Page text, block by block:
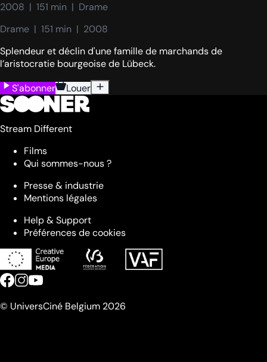
2008  |  151 min  |  Drame
Drame  |  151 min  |  2008
Splendeur et déclin d'une famille de marchands de
l’aristocratie bourgeoise de Lübeck.
S'abonner
Louer
Stream Different
Films
Qui sommes-nous ?
Presse & industrie
Mentions légales
Help & Support
Préférences de cookies
© UniversCiné Belgium 2026